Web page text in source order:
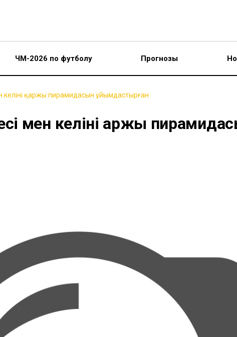
ЧМ-2026 по футболу Прогнозы
келіні қаржы пирамидасын ұйымдастырған
мен келіні қаржы